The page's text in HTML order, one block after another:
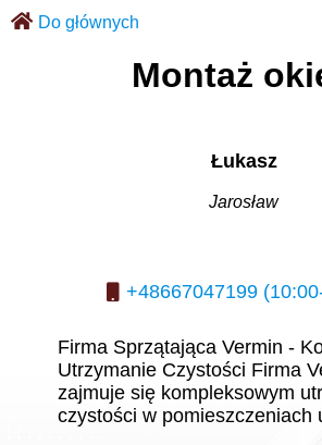
Do głównych
Montaż
Łukasz
Jarosław
+48667047199
Firma Sprzątająca Vermin -
Utrzymanie Czystości Firma
zajmuje się kompleksowym
czystości w